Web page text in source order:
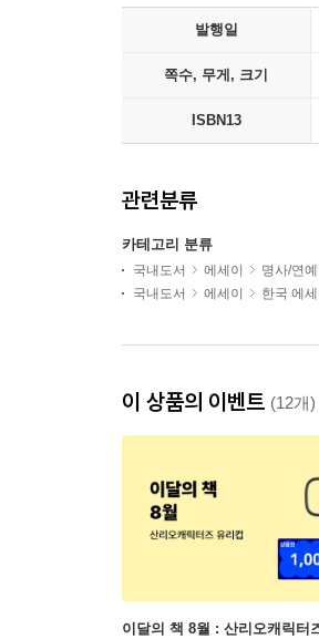
발행일
쪽수, 무게, 크기
ISBN13
관련분류
카테고리 분류
국내도서 에세이
명사/연예
국내도서
에세이 한국 에세
이 상품의 이벤트 (12개)
이달의 책 8월 : 산리오캐릭터